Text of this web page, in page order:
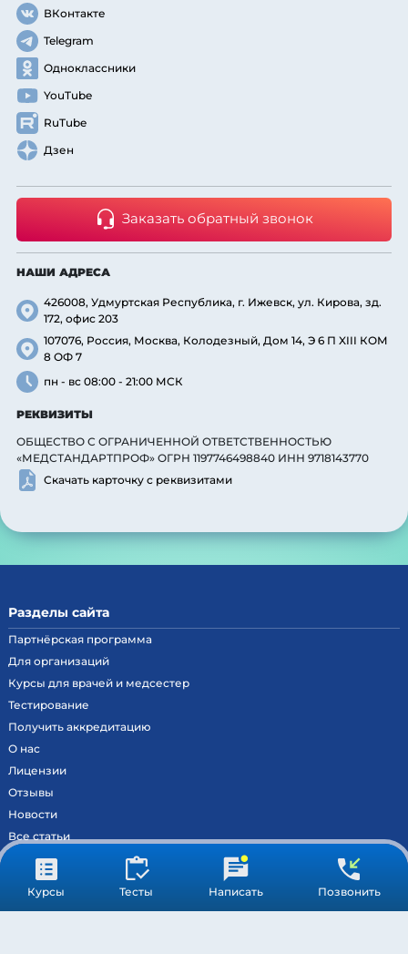
Курсы Тесты Написать Позвонить
ВКонтакте
Telegram
Одноклассники
YouTube
RuTube
Дзен
Заказать обратный звонок
НАШИ АДРЕСА
426008, Удмуртская Республика, г. Ижевск, ул. Кирова, зд.
172, офис 203
107076, Россия, Москва, Колодезный, Дом 14, Э 6 П XIII КОМ
8 ОФ 7
пн - вс 08:00 - 21:00 МСК
РЕКВИЗИТЫ
ОБЩЕСТВО С ОГРАНИЧЕННОЙ ОТВЕТСТВЕННОСТЬЮ
«МЕДСТАНДАРТПРОФ» ОГРН 1197746498840 ИНН 9718143770
Скачать карточку с реквизитами
Разделы сайта
Партнёрская программа
Для организаций
Курсы для врачей и медсестер
Тестирование
Получить аккредитацию
О нас
Лицензии
Отзывы
Новости
Все статьи
Контакты
Вход на образовательный портал
Сведения